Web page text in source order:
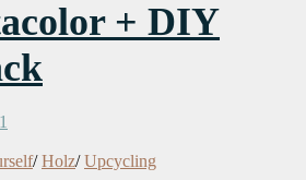
+ DIY
/ Holz/ Upcycling